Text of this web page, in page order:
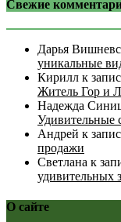
Свежие
Дарья
уникальные
Кирилл к
Житель Гор и
Надежда
Удивительные
Андрей к
продажи
Светлана к
удивительных
О сайте